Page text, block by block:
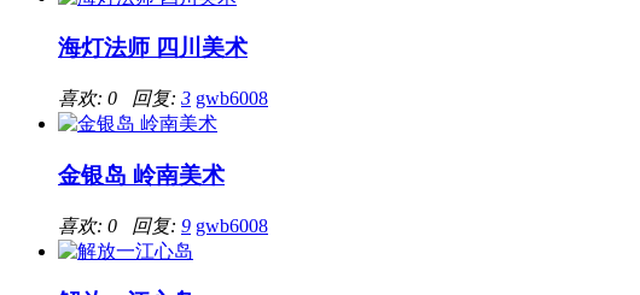
海灯法师 四川美术
喜欢: 0 回复: 3 gwb6008
金银岛 岭南美术
喜欢: 0 回复: 9 gwb6008